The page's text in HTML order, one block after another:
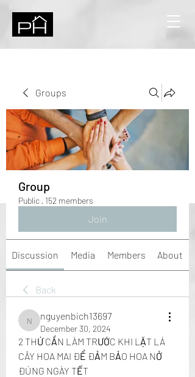
Groups
Group
Public · 152 members
Join
Discussion Media Members About
Back
nguyenbich13697
nguyenbich13697
December 30, 2024
2 THỨ CẦN LÀM TRƯỚC KHI LẶT LÁ
CÂY HOA MAI ĐỂ ĐẢM BẢO HOA NỞ
ĐÚNG NGÀY TẾT